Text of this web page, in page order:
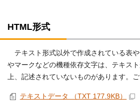
HTML形式
テキスト形式以外で作成されている表
やマークなどの機種依存文字は、テキス
上、記述されていないものがあります。ご
テキストデータ （TXT 177.9KB）